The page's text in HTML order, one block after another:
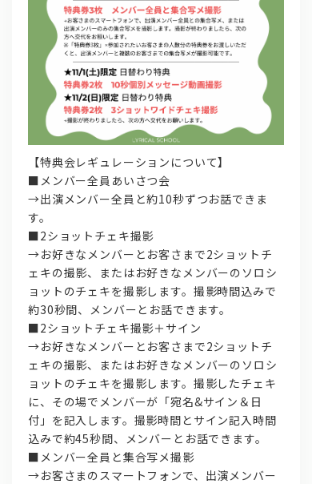
【特典会レギュレーションについて】
■メンバー全員あいさつ会
→出演メンバー全員と約10秒ずつお話できま
す。
■2ショットチェキ撮影
→お好きなメンバーとお客さまで2ショットチ
ェキの撮影、またはお好きなメンバーのソロシ
ョットのチェキを撮影します。撮影時間込みで
約30秒間、メンバーとお話できます。
■2ショットチェキ撮影＋サイン
→お好きなメンバーとお客さまで2ショットチ
ェキの撮影、またはお好きなメンバーのソロシ
ョットのチェキを撮影します。撮影したチェキ
に、その場でメンバーが「宛名&サイン＆日
付」を記入します。撮影時間とサイン記入時間
込みで約45秒間、メンバーとお話できます。
■メンバー全員と集合写メ撮影
→お客さまのスマートフォンで、出演メンバー